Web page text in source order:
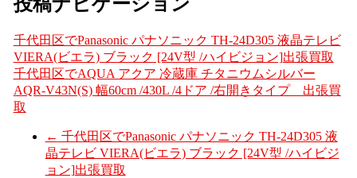
千代田区でPanasonic パナソニック TH-24D305 液晶テレビ
VIERA(ビエラ) ブラック [24V型 /ハイビジョン]出張買取
千代田区でAQUA アクア 冷蔵庫 チタニウムシルバー
AQR-V43N(S) 幅60cm /430L /4ドア /右開きタイプ 出張買
取
← 千代田区でPanasonic パナソニック TH-24D305 液
晶テレビ VIERA(ビエラ) ブラック [24V型 /ハイビジ
ョン]出張買取